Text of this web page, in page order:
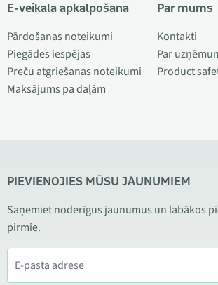
E-veikala apkalpošana
Pārdošanas noteikumi
Piegādes iespējas
Preču atgriešanas noteikumi
Maksājums pa daļām
Par mums
Kontakti
Par
Product
PIEVIENOJIES MŪSU JAUNUMIEM
Saņemiet noderīgus jaunumus un labākos
pirmie.